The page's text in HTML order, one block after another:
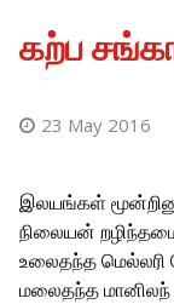
கற்ப
23 May 2016
இலயங்கள்
நிலையன்
உலைதந்த மெல்லரி
மலைதந்த மானிலந்